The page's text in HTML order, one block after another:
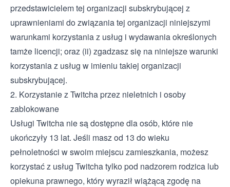
przedstawicielem tej organizacji subskrybującej z
uprawnieniami do związania tej organizacji niniejszymi
warunkami korzystania z usług i wydawania określonych
tamże licencji; oraz (ii) zgadzasz się na niniejsze warunki
korzystania z usług w imieniu takiej organizacji
subskrybującej.
2. Korzystanie z Twitcha przez nieletnich i osoby
zablokowane
Usługi Twitcha nie są dostępne dla osób, które nie
ukończyły 13 lat. Jeśli masz od 13 do wieku
pełnoletności w swoim miejscu zamieszkania, możesz
korzystać z usług Twitcha tylko pod nadzorem rodzica lub
opiekuna prawnego, który wyraził wiążącą zgodę na